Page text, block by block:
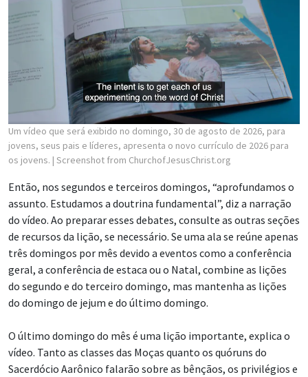
Um vídeo que será exibido no domingo, 30 de agosto de 2026, para
jovens, seus pais e líderes, apresenta o novo currículo de 2026 para
os jovens. | Screenshot from ChurchofJesusChrist.org
Então, nos segundos e terceiros domingos, “aprofundamos o
assunto. Estudamos a doutrina fundamental”, diz a narração
do vídeo. Ao preparar esses debates, consulte as outras seções
de recursos da lição, se necessário. Se uma ala se reúne apenas
três domingos por mês devido a eventos como a conferência
geral, a conferência de estaca ou o Natal, combine as lições
do segundo e do terceiro domingo, mas mantenha as lições
do domingo de jejum e do último domingo.
O último domingo do mês é uma lição importante, explica o
vídeo. Tanto as classes das Moças quanto os quóruns do
Sacerdócio Aarônico falarão sobre as bênçãos, os privilégios e